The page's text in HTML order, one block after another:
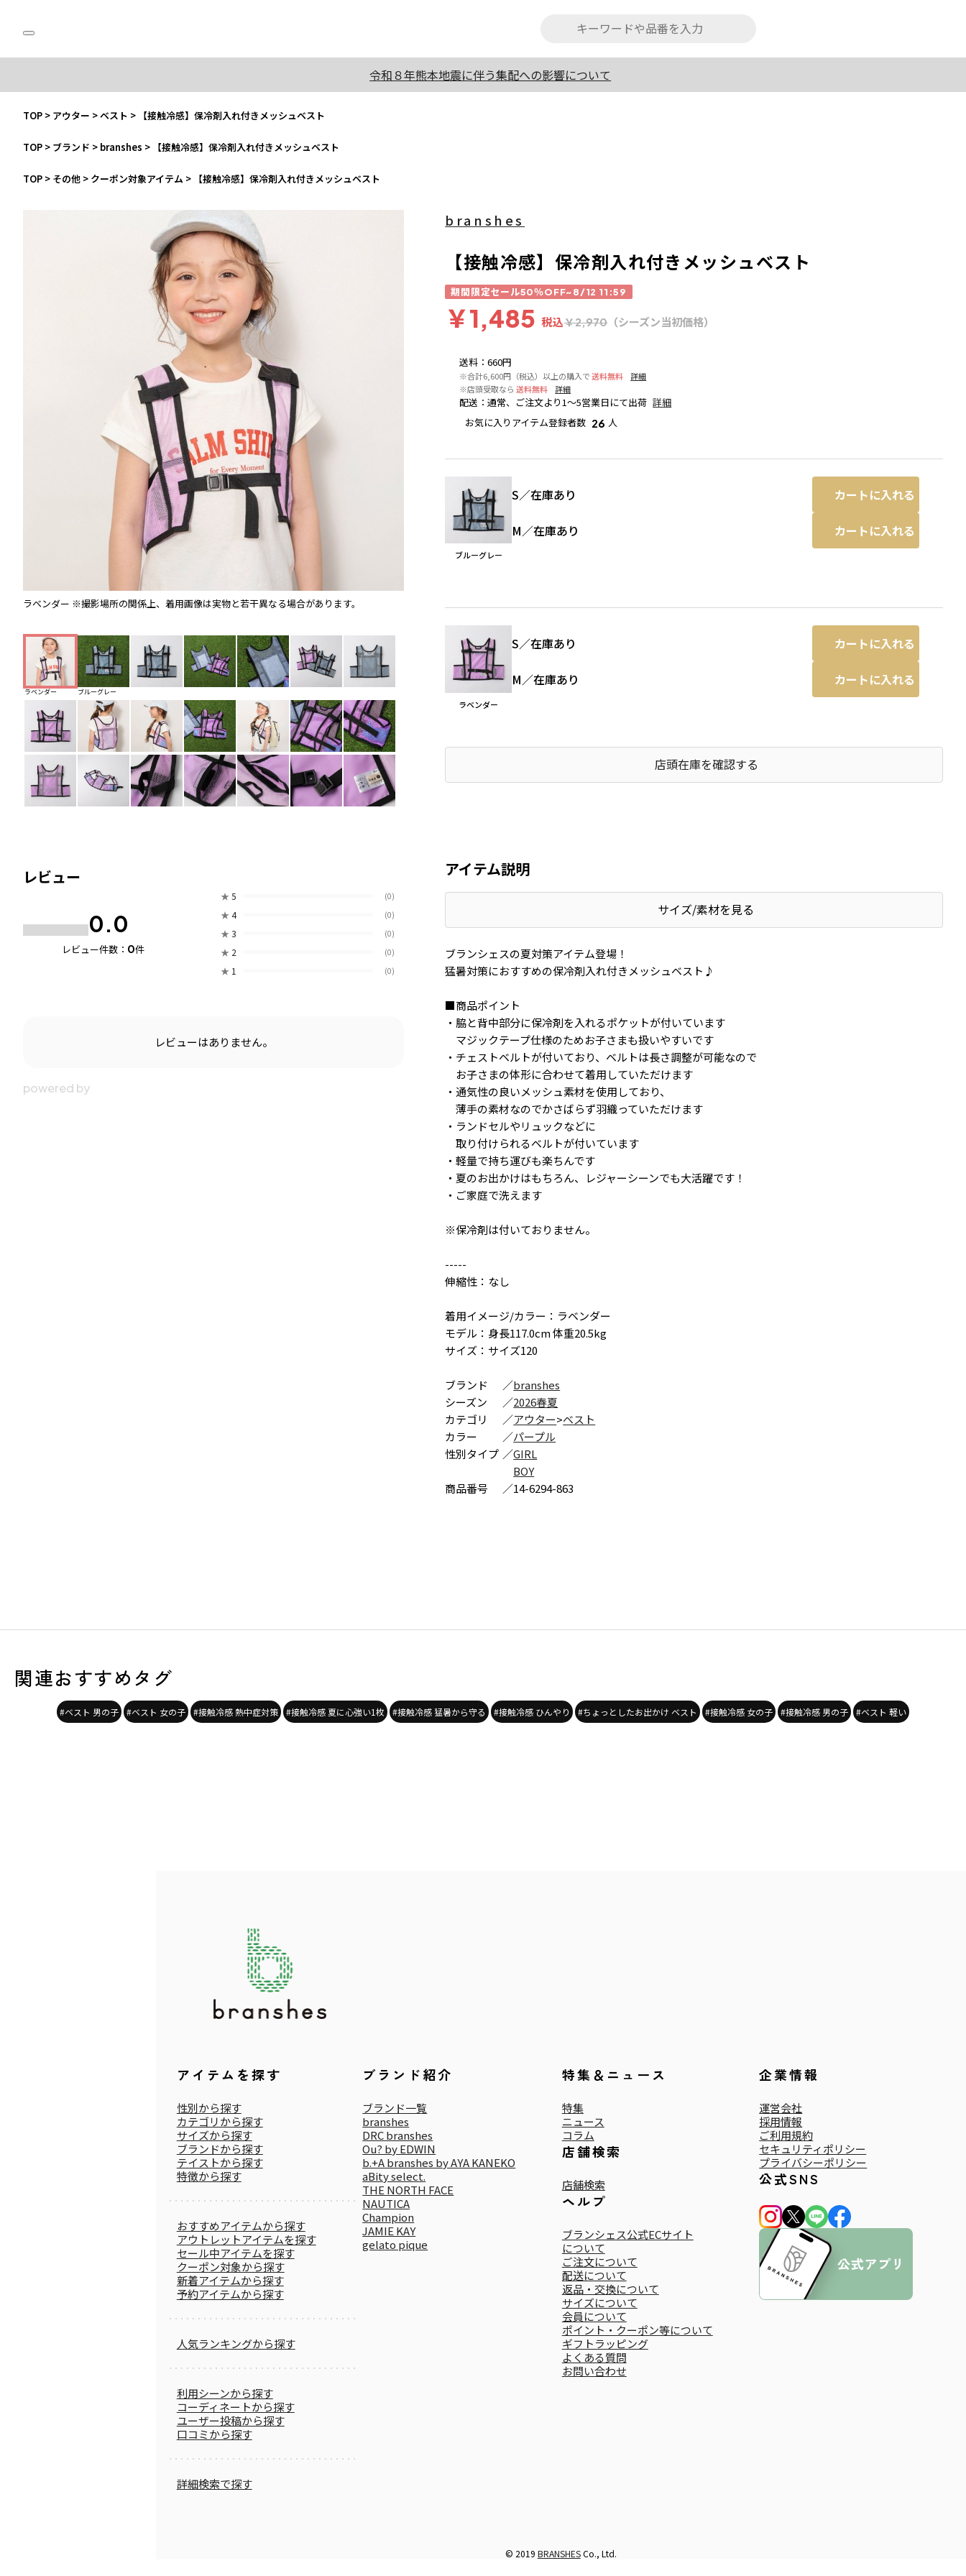
令和８年熊本地震に伴う集配への影響について
TOP > アウター >ベスト > 【接触冷感】保冷剤入れ付きメッシュベスト
TOP > ブランド > branshes > 【接触冷感】保冷剤入れ付きメッシュベスト
TOP > その他 > クーポン対象アイテム > 【接触冷感】保冷剤入れ付きメッシュベスト
ラベンダー ※撮影場所の関係上、着用画像は実物と若干異なる場合があります。
ラベンダー ブルーグレー
レビュー
0.0
レビュー件数： 0件
★ 5 (0)
★ 4 (0)
★ 3 (0)
★ 2 (0)
★ 1 (0)
レビューはありません。
送料 ：660円
※合計6,600円（税込）以上の購入で 送料無料
詳細
※店頭受取なら 送料無料 詳細
配送 ：通常、ご注文より1～5営業日にて出荷 詳細
お気に入りアイテム登録者数 26 人
branshes
【接触冷感】保冷剤入れ付きメッシュベスト
期間限定セール50％OFF~8/12 11:59
￥1,485 税込￥2,970 （シーズン当初価格）
ブルーグレー
S／在庫あり カートに入れる
M／在庫あり カートに入れる
ラベンダー
S／在庫あり カートに入れる
M／在庫あり カートに入れる
店頭在庫を確認する
アイテム説明
サイズ/素材を見る
ブランシェスの夏対策アイテム登場！
猛暑対策におすすめの保冷剤入れ付きメッシュベスト♪
■商品ポイント
・脇と背中部分に保冷剤を入れるポケットが付いています
マジックテープ仕様のためお子さまも扱いやすいです
・チェストベルトが付いており、ベルトは長さ調整が可能なので
お子さまの体形に合わせて着用していただけます
・通気性の良いメッシュ素材を使用しており、
薄手の素材なのでかさばらず羽織っていただけます
・ランドセルやリュックなどに
取り付けられるベルトが付いています
・軽量で持ち運びも楽ちんです
・夏のお出かけはもちろん、レジャーシーンでも大活躍です！
・ご家庭で洗えます
※保冷剤は付いておりません。
-----
伸縮性：なし
着用イメージ/カラー：ラベンダー
モデル：身長117.0cm 体重20.5kg
サイズ：サイズ120
ブランド ／branshes
シーズン
／2026春夏
カテゴリ
／アウター>ベスト
カラー
／パープル
性別タイプ ／GIRL
BOY
商品番号
／14-6294-863
関連おすすめタグ
#ベスト 男の子 #ベスト 女の子 #接触冷感 熱中症対策 #接触冷感 夏に心強い1枚 #接触冷感 猛暑から守る #接触冷感 ひんやり #ちょっとしたお出かけ ベスト #接触冷感 女の子 #接触冷感 男の子 #ベスト 軽い
アイテムを探す
性別から探す
カテゴリから探す
サイズから探す
ブランドから探す
テイストから探す
特徴から探す
おすすめアイテムから探す
アウトレットアイテムを探す
セール中アイテムを探す
クーポン対象から探す
新着アイテムから探す
予約アイテムから探す
人気ランキングから探す
利用シーンから探す
コーディネートから探す
ユーザー投稿から探す
口コミから探す
詳細検索で探す
ブランド紹介
ブランド一覧
branshes
DRC branshes
Ou? by EDWIN
b.+A branshes by AYA KANEKO
aBity select.
THE NORTH FACE
NAUTICA
Champion
JAMIE KAY
gelato pique
特集＆ニュース
特集
ニュース
コラム
店舗検索
店舗検索
ヘルプ
ブランシェス公式ECサイト
について
ご注文について
配送について
返品・交換について
サイズについて
会員について
ポイント・クーポン等について
ギフトラッピング
よくある質問
お問い合わせ
企業情報
運営会社
採用情報
ご利用規約
セキュリティポリシー
プライバシーポリシー
公式SNS
© 2019 BRANSHESCo., Ltd.